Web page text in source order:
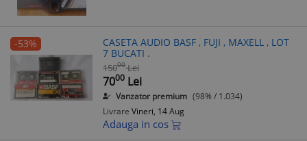
-53%
CASETA AUDIO BASF , FUJI , MAXELL , LOT
7 BUCATI .
15000 Lei
7000 Lei
Vanzator premium (98% / 1.034)
Livrare Vineri, 14 Aug
Adauga in cos